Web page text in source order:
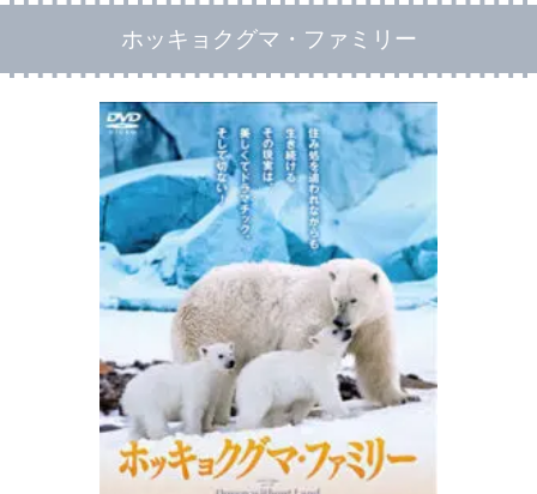
ホッキョクグマ・ファミリー